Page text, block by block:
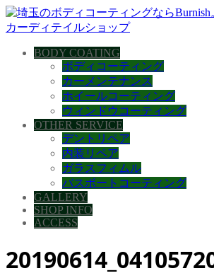
BODY COATING
ボディコーティング
カーメンテナンス
ホイールコーティング
ウィンドウコーティング
OTHER SERVICE
デントリペア
内装リペア
ガラスフィムル
バスボートコーティング
GALLERY
SHOP INFO
ACCESS